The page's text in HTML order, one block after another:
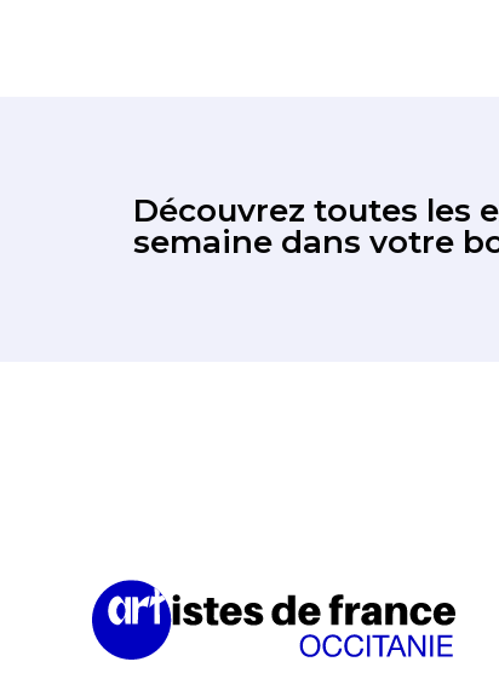
Découvrez toutes les
semaine dans votre